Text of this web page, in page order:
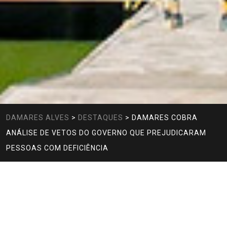
DAMARES ALVES > DESTAQUES > DAMARES COBRA
ANÁLISE DE VETOS DO GOVERNO QUE PREJUDICARAM
PESSOAS COM DEFICIÊNCIA